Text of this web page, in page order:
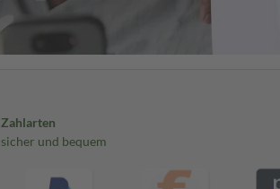
Zahlarten
sicher und bequem